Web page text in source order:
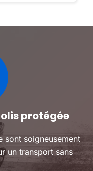
produit
protégée
sont soigneusement
un transport sans